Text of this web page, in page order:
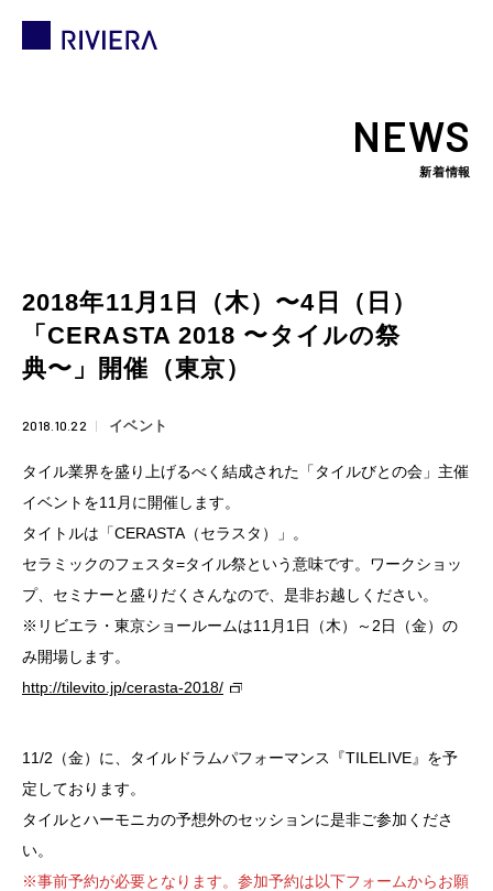
NEWS
新着情報
2018年11月1日（木）〜4日（日）
「CERASTA 2018 〜タイルの祭
典〜」開催（東京）
2018.10.22 イベント
タイル業界を盛り上げるべく結成された「タイルびとの会」主催
イベントを11月に開催します。
タイトルは「CERASTA（セラスタ）」。
セラミックのフェスタ=タイル祭という意味です。ワークショッ
プ、セミナーと盛りだくさんなので、是非お越しください。
※リビエラ・東京ショールームは11月1日（木）～2日（金）の
み開場します。
http://tilevito.jp/cerasta-2018/
11/2（金）に、タイルドラムパフォーマンス『TILELIVE』を予
定しております。
タイルとハーモニカの予想外のセッションに是非ご参加くださ
い。
※事前予約が必要となります。参加予約は以下フォームからお願